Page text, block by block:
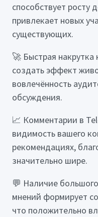
способствует росту
привлекает новых
существующих.
🚀 Быстрая
создать эффект
вовлечённость
обсуждения.
📈 Комментарии в
видимость вашего
рекомендациях,
значительно шире.
💬 Наличие
мнений формирует
что положительно